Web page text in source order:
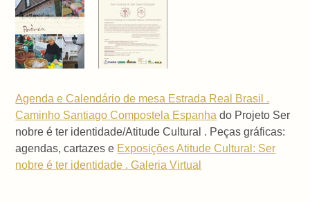
Agenda e Calendário de mesa Estrada Real Brasil .
Caminho Santiago Compostela Espanha do Projeto Ser
nobre é ter identidade/Atitude Cultural . Peças gráficas:
agendas, cartazes e Exposições Atitude Cultural: Ser
nobre é ter identidade . Galeria Virtual